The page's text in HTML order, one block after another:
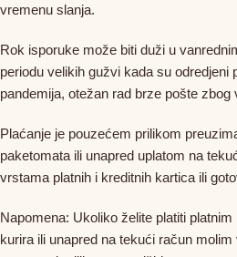
vremenu slanja.
Rok isporuke može biti duži u
periodu velikih gužvi kada su odredjeni
pandemija, otežan rad brze pošte
Plaćanje je pouzećem prilikom
paketomata ili unapred uplatom na
vrstama platnih i kreditnih kartica ili
Napomena: Ukoliko želite platiti
kurira ili unapred na tekući račun